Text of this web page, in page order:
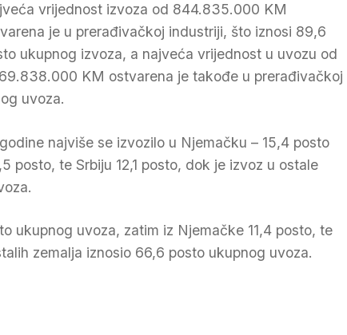
vrijednost izvoza od 844.835.000 KM
je u prerađivačkoj industriji, što iznosi 89,6
ukupnog izvoza, a najveća vrijednost u uvozu od
KM ostvarena je takođe u prerađivačkoj
uvoza.
najviše se izvozilo u Njemačku – 15,4 posto
posto, te Srbiju 12,1 posto, dok je izvoz u ostale
ukupnog uvoza, zatim iz Njemačke 11,4 posto, te
zemalja iznosio 66,6 posto ukupnog uvoza.